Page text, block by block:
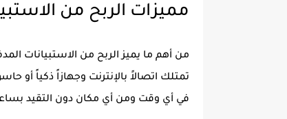
مميزات الربح من
من أهم ما يميز الربح من الاستبيانات
تمتلك اتصالاً بالإنترنت وجهازاً ذكياً أو
في أي وقت ومن أي مكان دون التقيد